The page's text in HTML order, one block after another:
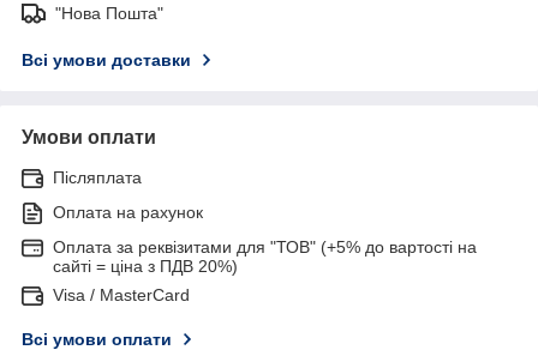
"Нова Пошта"
Всі умови доставки
Умови оплати
Післяплата
Оплата на рахунок
Оплата за реквізитами для "ТОВ" (+5% до вартості на
сайті = ціна з ПДВ 20%)
Visa / MasterCard
Всі умови оплати